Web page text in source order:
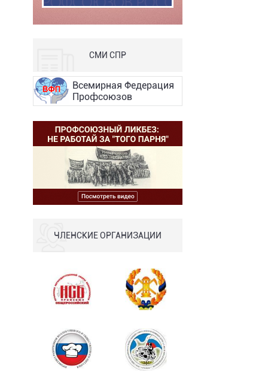
СМИ СПР
Всемирная Федерация
Профсоюзов
ЧЛЕНСКИЕ ОРГАНИЗАЦИИ